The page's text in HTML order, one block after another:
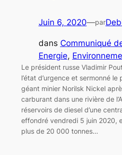
Juin 6, 2020—par
dans Communiqué
Energie,
Le président russe Vladimir
l’état d’urgence et sermonné le
géant minier Norilsk Nickel
carburant dans une rivière de
réservoirs de diesel d’une
effondré vendredi 5 juin 2020,
plus de 20 000 tonnes…